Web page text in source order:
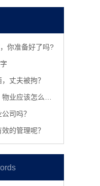
你准备好了吗?
丈夫被拘？
该怎么制止呢？
司吗？
的管理呢？